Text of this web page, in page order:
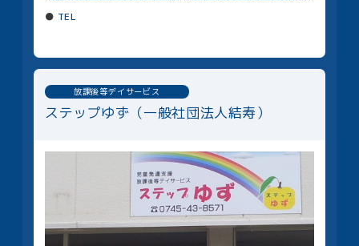
TEL
ステップゆず（一般社団法人結寿）
放課後等デイサービス